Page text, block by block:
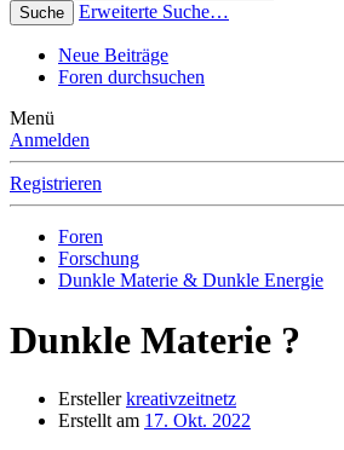
Suche Erweiterte Suche…
Neue Beiträge
Foren durchsuchen
Menü
Anmelden
Registrieren
Foren
Forschung
Dunkle Materie & Dunkle Energie
Dunkle Materie ?
Ersteller kreativzeitnetz
Erstellt am 17. Okt. 2022